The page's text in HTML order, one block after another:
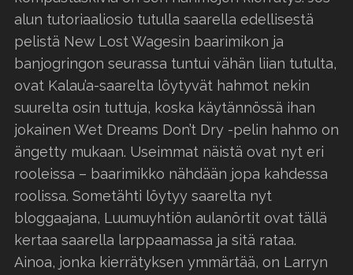
alun tutoriaaliosio tutulla saarella edellisestä
pelistä New Lost Wagesin baarimikon ja
banjogringon seurassa tuntui vähän liian tutulta,
ovat Kalau’a-saarelta löytyvät hahmot nekin
suurelta osin tuttuja, koska käytännössä ihan
jokainen Wet Dreams Don’t Dry -pelin hahmo on
ängetty mukaan. Useimmat näistä ovat nyt eri
rooleissa – baarimikko nähdään jopa kahdessa
roolissa. Sometähti löytyy saarelta nyt
bloggaajana, Luumuyhtiön aulanörtit ovat tällä
kertaa saarella larppaamassa ja sitä rataa.
Ainoa, jonka kierrätyksen ymmärtää, on Larryn